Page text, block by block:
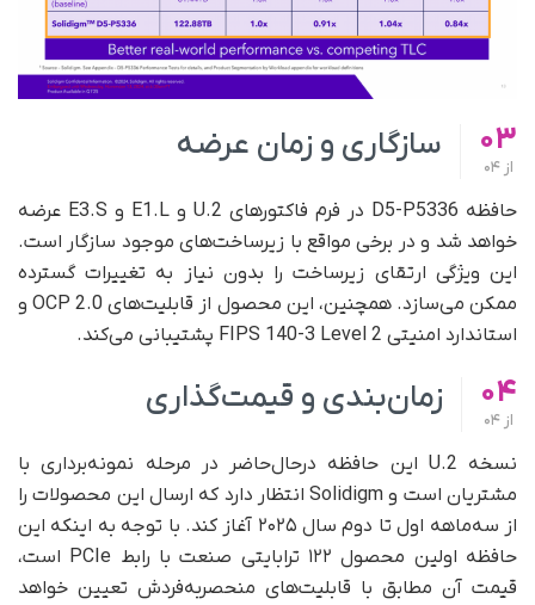
03
از 04
سازگاری و زمان عرضه
حافظه D5-P5336 در فرم فاکتورهای U.2 و E1.L و E3.S عرضه
خواهد شد و در برخی مواقع با زیرساخت‌های موجود سازگار است.
این ویژگی ارتقای زیرساخت را بدون نیاز به تغییرات گسترده
ممکن می‌سازد. همچنین، این محصول از قابلیت‌های OCP 2.0 و
استاندارد امنیتی FIPS 140-3 Level 2 پشتیبانی می‌کند.
04
از
زمان‌بندی و قیمت‌گذاری
نسخه U.2 این حافظه در‌حال‌حاضر در مرحله نمونه‌برداری با
مشتریان است و Solidigm انتظار دارد که ارسال این محصولات را
از سه‌ماهه اول تا دوم سال ۲۰۲۵ آغاز کند. با توجه به اینکه این
حافظه اولین محصول ۱۲۲ ترابایتی صنعت با رابط PCIe است،
قیمت آن مطابق با قابلیت‌های منحصربه‌فردش تعیین خواهد